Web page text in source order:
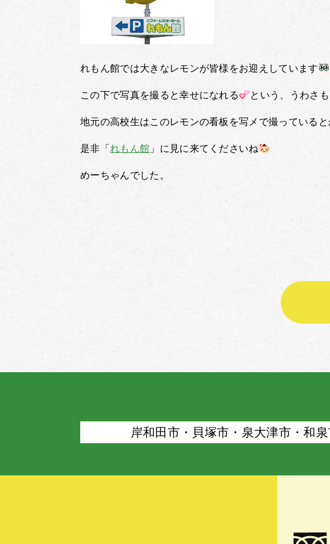
れもん館では大きなレモンが皆様をお迎えしています
この下で写真を撮ると幸せになれる という、うわさも
地元の高校生はこのレモンの看板を写メで撮っている
是非「 れもん館 」に見に来てくださいね
めーちゃんでした。
岸和⽥市・⾙塚市・泉⼤津市・和